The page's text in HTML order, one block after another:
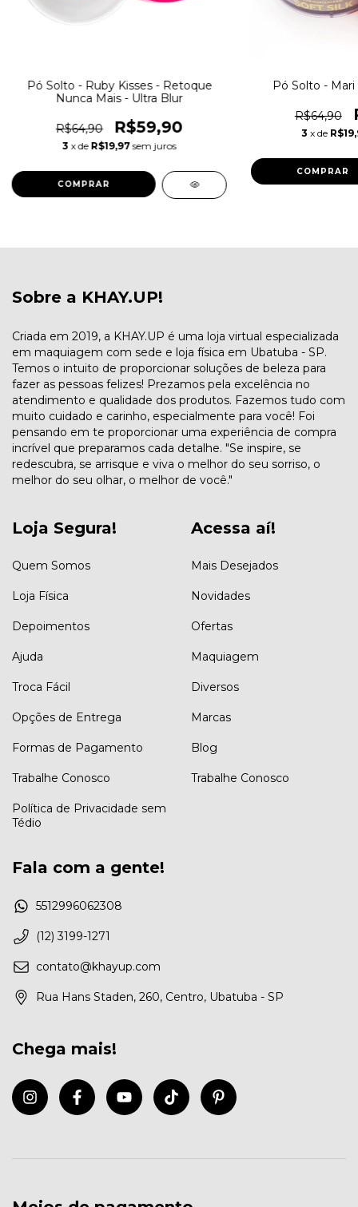
Pó Solto - Ruby Kisses - Retoque
Nunca Mais - Ultra Blur
R$64,90 R$59,90
3 x de R$19,97 sem juros
COMPRAR
Pó Solto -
R$64,90
3 x de
COMPRAR
Sobre a KHAY.UP!
Criada em 2019, a KHAY.UP é uma loja virtual especializada
em maquiagem com sede e loja física em Ubatuba - SP.
Temos o intuito de proporcionar soluções de beleza para
fazer as pessoas felizes! Prezamos pela excelência no
atendimento e qualidade dos produtos. Fazemos tudo com
muito cuidado e carinho, especialmente para você! Foi
pensando em te proporcionar uma experiência de compra
incrível que preparamos cada detalhe. "Se inspire, se
redescubra, se arrisque e viva o melhor do seu sorriso, o
melhor do seu olhar, o melhor de você."
Loja Segura!
Quem Somos
Loja Física
Depoimentos
Ajuda
Troca Fácil
Opções de Entrega
Formas de Pagamento
Trabalhe Conosco
Política de Privacidade sem
Tédio
Acessa aí!
Mais Desejados
Novidades
Ofertas
Maquiagem
Diversos
Marcas
Blog
Trabalhe Conosco
Fala com a gente!
5512996062308
(12) 3199-1271
contato@khayup.com
Rua Hans Staden, 260, Centro, Ubatuba - SP
Chega mais!